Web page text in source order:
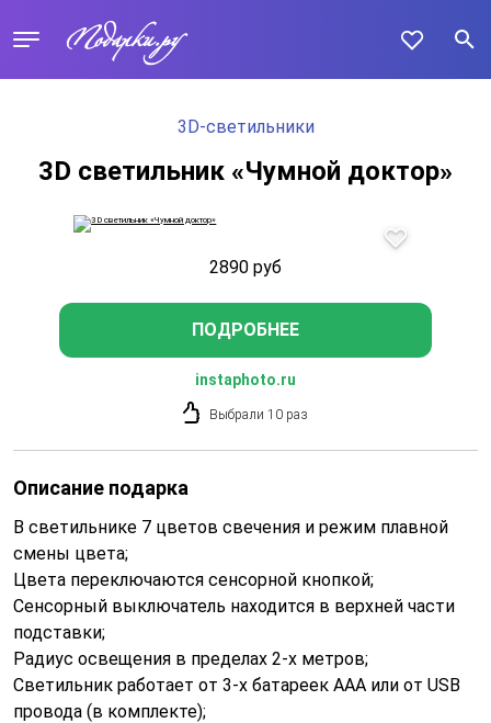
3D-светильники
3D светильник «Чумной доктор»
2890 руб
ПОДРОБНЕЕ
instaphoto.ru
Выбрали 10 раз
Описание подарка
В светильнике 7 цветов свечения и режим плавной
смены цвета;
Цвета переключаются сенсорной кнопкой;
Сенсорный выключатель находится в верхней части
подставки;
Радиус освещения в пределах 2-х метров;
Светильник работает от 3-х батареек ААА или от USB
провода (в комплекте);